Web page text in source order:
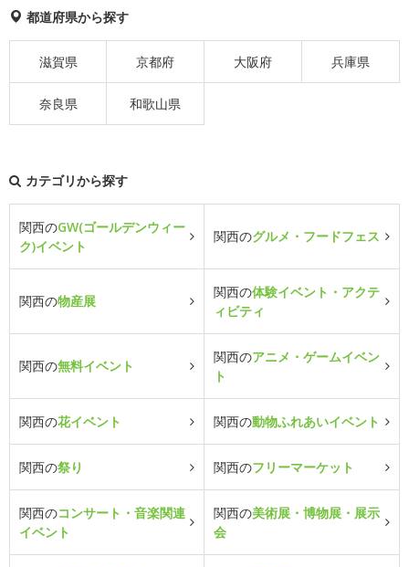
都道府県から探す
滋賀県 京都府 大阪府 兵庫県
奈良県 和歌山県
カテゴリから探す
関西のGW(ゴールデンウィー
ク)イベント
関西のグルメ・フードフェス
関西の物産展
関西の体験イベント・アクテ
ィビティ
関西の無料イベント
関西のアニメ・ゲームイベン
ト
関西の花イベント 関西の動物ふれあいイベント
関西の祭り 関西のフリーマーケット
関西のコンサート・音楽関連
イベント
関西の美術展・博物展・展示
会